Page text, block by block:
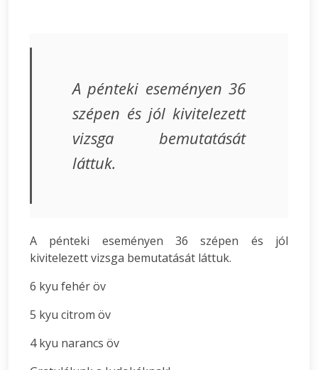
A pénteki eseményen 36
szépen és jól kivitelezett
vizsga bemutatását
láttuk.
A pénteki eseményen 36 szépen és jól
kivitelezett vizsga bemutatását láttuk.
6 kyu fehér öv
5 kyu citrom öv
4 kyu narancs öv